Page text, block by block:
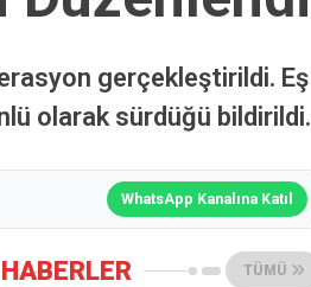
gerçekleştirildi. Eş
olarak sürdüğü bildirildi.
WhatsApp Kanalına Katıl
TÜMÜ